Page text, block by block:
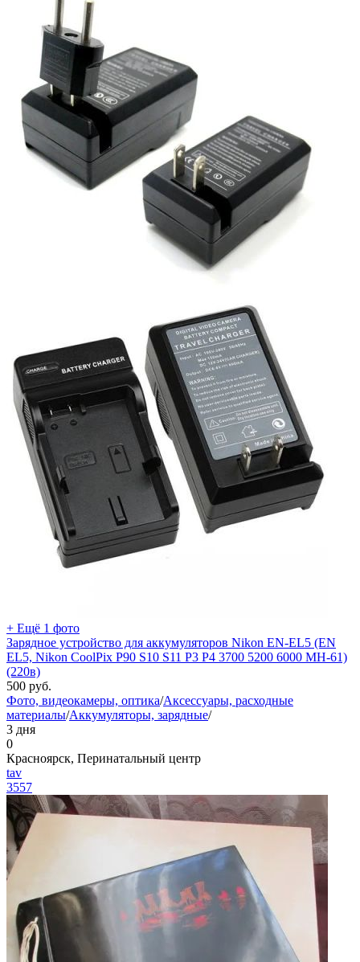
+ Ещё 1 фото
Зарядное устройство для аккумуляторов Nikon EN-EL5 (EN
EL5, Nikon CoolPix P90 S10 S11 P3 P4 3700 5200 6000 MH-61)
(220в)
500 руб.
Фото, видеокамеры, оптика/Аксессуары, расходные
материалы/Аккумуляторы, зарядные/
3 дня
0
Красноярск, Перинатальный центр
tav
3557